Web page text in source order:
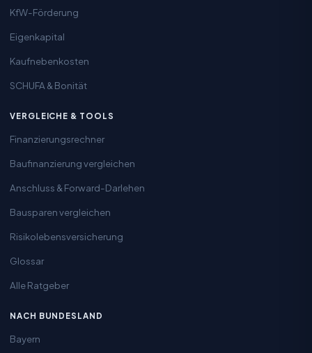
KfW-Förderung
Eigenkapital
Kaufnebenkosten
SCHUFA & Bonität
VERGLEICHE & TOOLS
Finanzierungsrechner
Baufinanzierung vergleichen
Anschluss & Forward-Darlehen
Bausparen vergleichen
Risikolebensversicherung
Glossar
Alle Ratgeber
NACH BUNDESLAND
Bayern